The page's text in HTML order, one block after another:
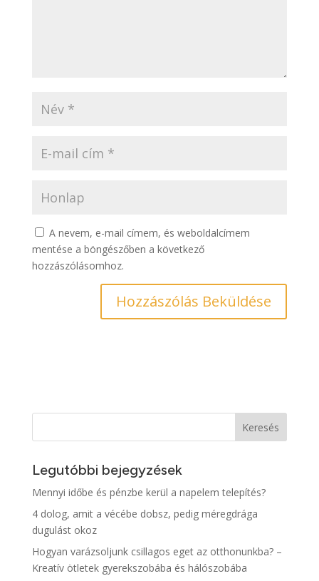
A nevem, e-mail címem, és weboldalcímem
mentése a böngészőben a következő
hozzászólásomhoz.
Keresés
Legutóbbi bejegyzések
Mennyi időbe és pénzbe kerül a napelem telepítés?
4 dolog, amit a vécébe dobsz, pedig méregdrága
dugulást okoz
Hogyan varázsoljunk csillagos eget az otthonunkba? –
Kreatív ötletek gyerekszobába és hálószobába